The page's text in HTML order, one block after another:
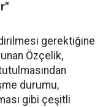
gerektiğine
Özçelik,
durumu,
gibi çeşitli